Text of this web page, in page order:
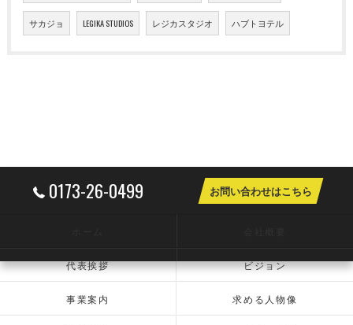
サカジョ LEGIKA STUDIOS レジカスタジオ ハブトヨテル
0173-26-0499 お問い合わせはこちら
代表挨拶 ビジョン
事業案内 求める人物像